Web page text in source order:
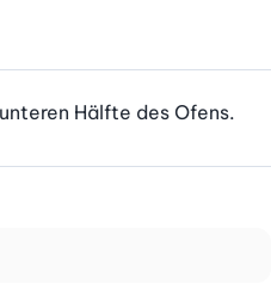
Hälfte des Ofens.